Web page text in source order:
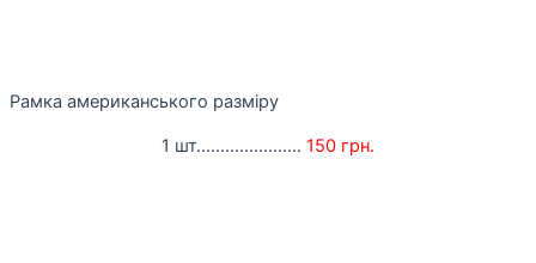
Рамка американського разміру
1 шт...................... 150 грн.